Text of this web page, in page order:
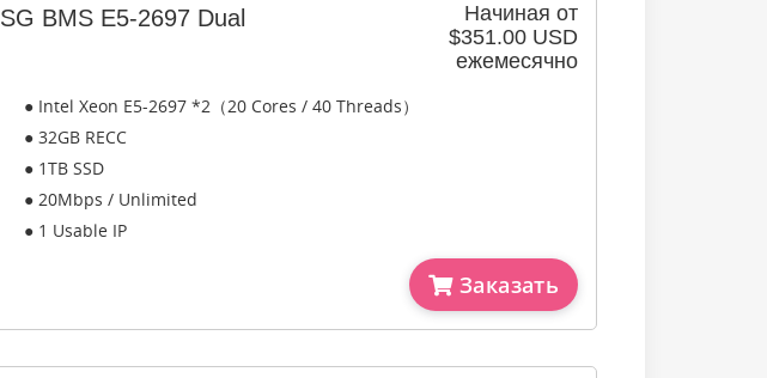
Начиная от
$351.00 USD
ежемесячно
SG BMS E5-2697 Dual
● Intel Xeon E5-2697 *2（20 Cores / 40 Threads）
● 32GB RECC
● 1TB SSD
● 20Mbps / Unlimited
● 1 Usable IP
Заказать